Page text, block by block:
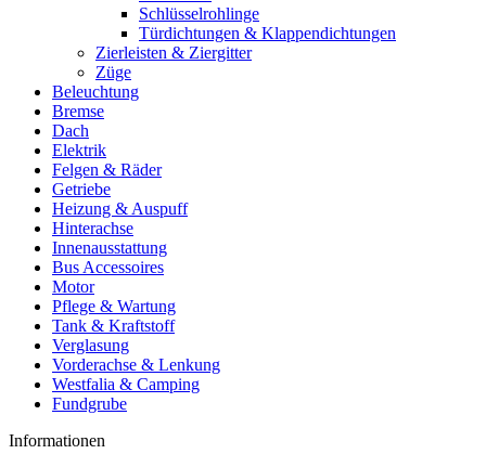
Schlüsselrohlinge
Türdichtungen & Klappendichtungen
Zierleisten & Ziergitter
Züge
Beleuchtung
Bremse
Dach
Elektrik
Felgen & Räder
Getriebe
Heizung & Auspuff
Hinterachse
Innenausstattung
Bus Accessoires
Motor
Pflege & Wartung
Tank & Kraftstoff
Verglasung
Vorderachse & Lenkung
Westfalia & Camping
Fundgrube
Informationen